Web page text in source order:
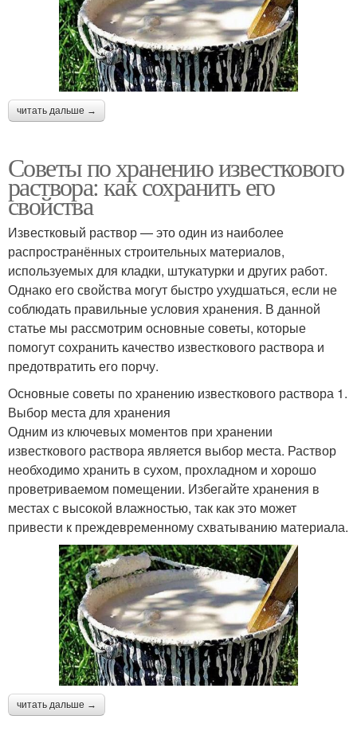
читать дальше →
Советы по хранению известкового
раствора: как сохранить его
свойства
Известковый раствор — это один из наиболее
распространённых строительных материалов,
используемых для кладки, штукатурки и других работ.
Однако его свойства могут быстро ухудшаться, если не
соблюдать правильные условия хранения. В данной
статье мы рассмотрим основные советы, которые
помогут сохранить качество известкового раствора и
предотвратить его порчу.
Основные советы по хранению известкового раствора 1.
Выбор места для хранения
Одним из ключевых моментов при хранении
известкового раствора является выбор места. Раствор
необходимо хранить в сухом, прохладном и хорошо
проветриваемом помещении. Избегайте хранения в
местах с высокой влажностью, так как это может
привести к преждевременному схватыванию материала.
читать дальше →